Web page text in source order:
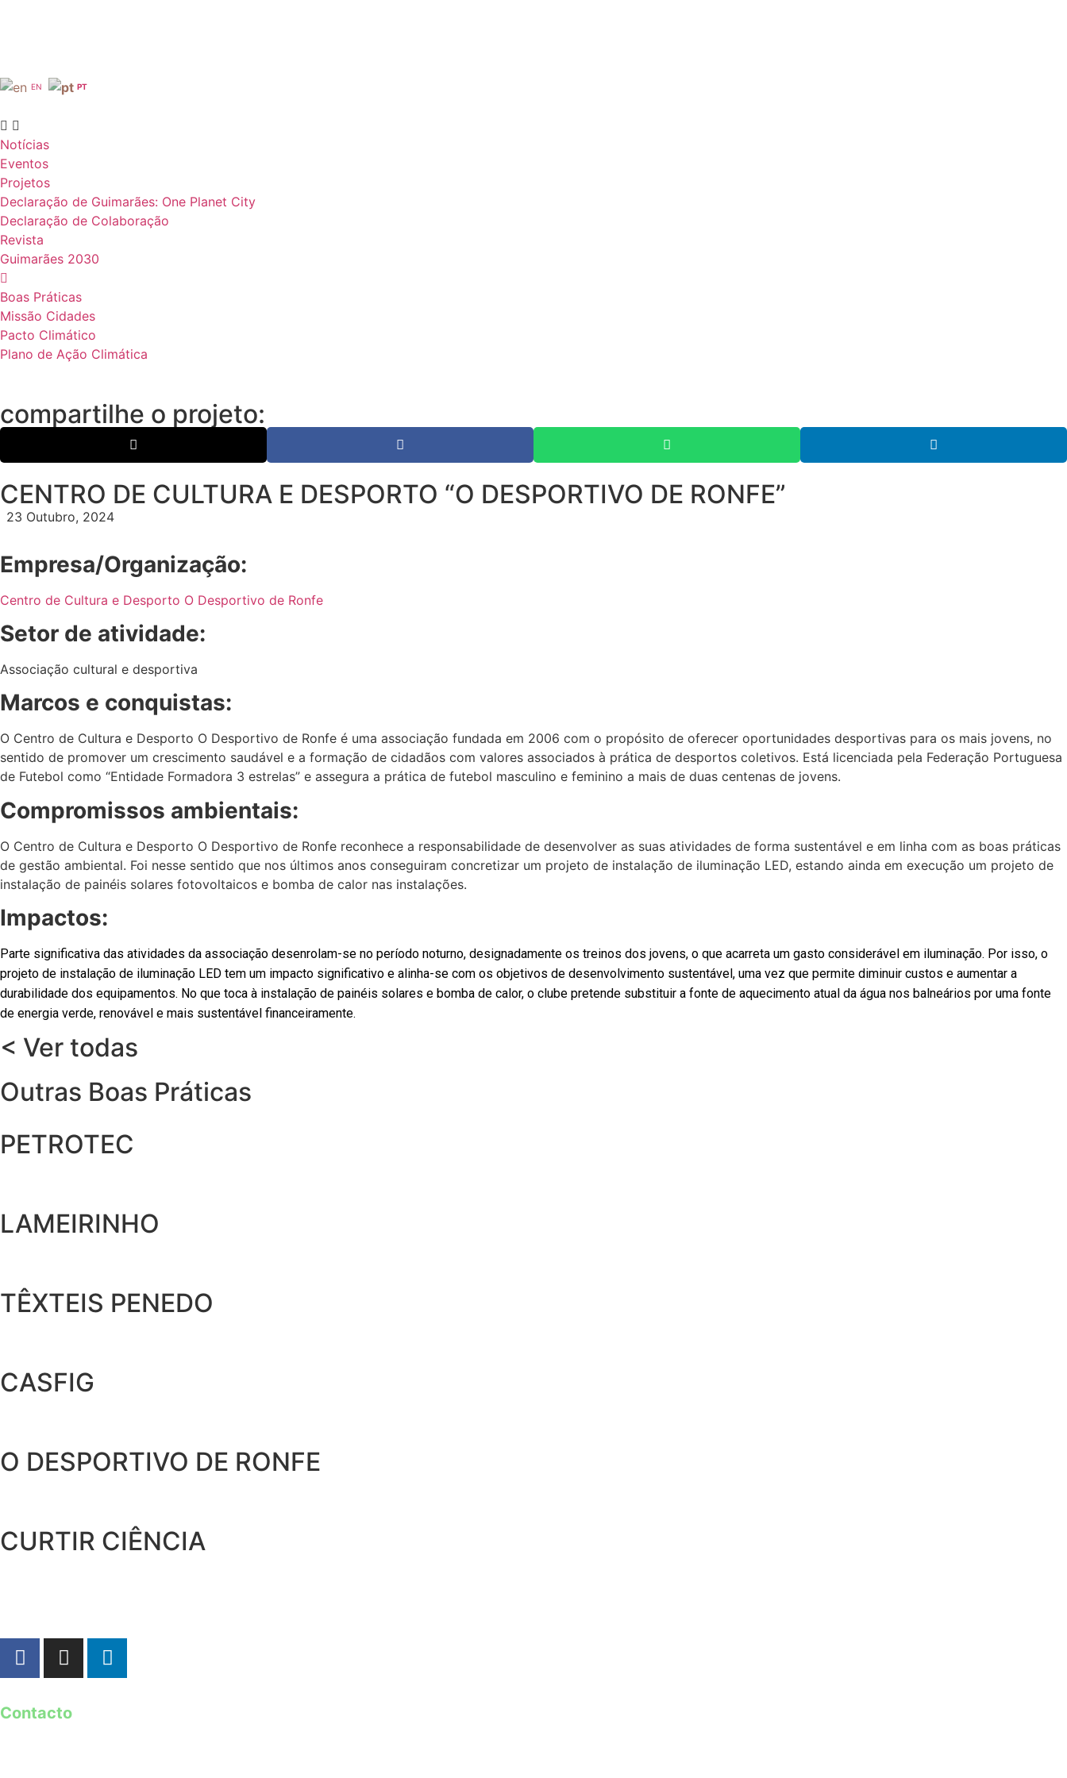
EN PT
Notícias
Eventos
Projetos
Declaração de Guimarães: One Planet City
Declaração de Colaboração
Revista
Guimarães 2030
Boas Práticas
Missão Cidades
Pacto Climático
Plano de Ação Climática
compartilhe o projeto:
CENTRO DE CULTURA E DESPORTO “O DESPORTIVO DE RONFE”
23 Outubro, 2024
Empresa/Organização:
Centro de Cultura e Desporto O Desportivo de Ronfe
Setor de atividade:
Associação cultural e desportiva
Marcos e conquistas:
O Centro de Cultura e Desporto O Desportivo de Ronfe é uma associação fundada em 2006 com o propósito de oferecer oportunidades desportivas para os mais jovens, no
sentido de promover um crescimento saudável e a formação de cidadãos com valores associados à prática de desportos coletivos. Está licenciada pela Federação Portuguesa
de Futebol como “Entidade Formadora 3 estrelas” e assegura a prática de futebol masculino e feminino a mais de duas centenas de jovens.
Compromissos ambientais:
O Centro de Cultura e Desporto O Desportivo de Ronfe reconhece a responsabilidade de desenvolver as suas atividades de forma sustentável e em linha com as boas práticas
de gestão ambiental. Foi nesse sentido que nos últimos anos conseguiram concretizar um projeto de instalação de iluminação LED, estando ainda em execução um projeto de
instalação de painéis solares fotovoltaicos e bomba de calor nas instalações.
Impactos:
Parte significativa das atividades da associação desenrolam-se no período noturno, designadamente os treinos dos jovens, o que acarreta um gasto considerável em iluminação. Por isso, o
projeto de instalação de iluminação LED tem um impacto significativo e alinha-se com os objetivos de desenvolvimento sustentável, uma vez que permite diminuir custos e aumentar a
durabilidade dos equipamentos. No que toca à instalação de painéis solares e bomba de calor, o clube pretende substituir a fonte de aquecimento atual da água nos balneários por uma fonte
de energia verde, renovável e mais sustentável financeiramente.
< Ver todas
Outras Boas Práticas
PETROTEC
LAMEIRINHO
TÊXTEIS PENEDO
CASFIG
O DESPORTIVO DE RONFE
CURTIR CIÊNCIA
Contacto